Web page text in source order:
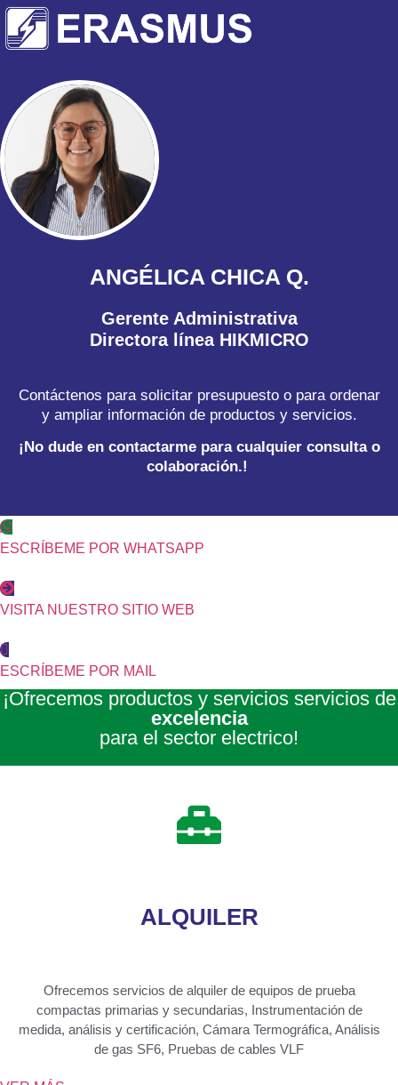
ANGÉLICA CHICA Q.
Gerente Administrativa
Directora línea HIKMICRO
Contáctenos para solicitar presupuesto o para ordenar
y ampliar información de productos y servicios.
¡No dude en contactarme para cualquier consulta o
colaboración.!
ESCRÍBEME POR WHATSAPP
VISITA NUESTRO SITIO WEB
ESCRÍBEME POR MAIL
¡Ofrecemos productos y servicios servicios de
excelencia
para el sector electrico!
ALQUILER
Ofrecemos servicios de alquiler de equipos de prueba
compactas primarias y secundarias, Instrumentación de
medida, análisis y certificación, Cámara Termográfica, Análisis
de gas SF6, Pruebas de cables VLF